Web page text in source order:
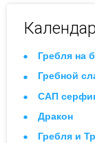
Гребля на
Гребной
САП
Дракон
Гребля и